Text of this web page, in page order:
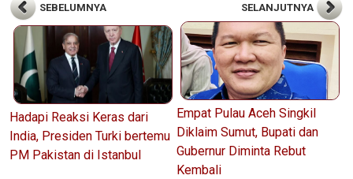
SEBELUMNYA
Hadapi Reaksi Keras dari
India, Presiden Turki bertemu
PM Pakistan di Istanbul
SELANJUTNYA
Empat Pulau Aceh Singkil
Diklaim Sumut, Bupati dan
Gubernur Diminta Rebut
Kembali